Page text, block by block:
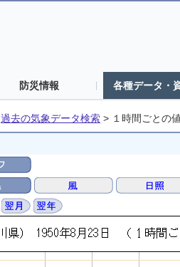
防災情報 各種データ・
過去の気象データ検索 > １時間ごとの